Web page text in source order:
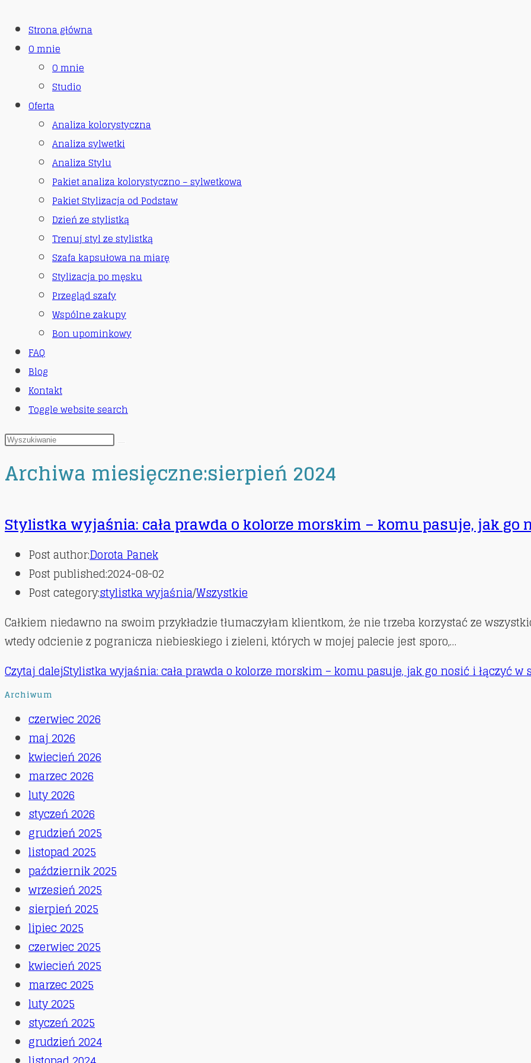
Strona główna
O mnie
O mnie
Studio
Oferta
Analiza kolorystyczna
Analiza sylwetki
Analiza Stylu
Pakiet analiza kolorystyczno – sylwetkowa
Pakiet Stylizacja od Podstaw
Dzień ze stylistką
Trenuj styl ze stylistką
Szafa kapsułowa na miarę
Stylizacja po męsku
Przegląd szafy
Wspólne zakupy
Bon upominkowy
FAQ
Blog
Kontakt
Toggle website search
Archiwa miesięczne:sierpień 2024
Stylistka wyjaśnia: cała prawda o kolorze morskim – komu pasuje, jak go
Post author:Dorota Panek
Post published:2024-08-02
Post category:stylistka wyjaśnia/Wszystkie
Całkiem niedawno na swoim przykładzie tłumaczyłam klientkom, że nie trzeba korzystać ze
wtedy odcienie z pogranicza niebieskiego i zieleni, których w mojej palecie jest sporo,…
Czytaj dalejStylistka wyjaśnia: cała prawda o kolorze morskim – komu pasuje, jak go nosić i łączyć w
Archiwum
czerwiec 2026
maj 2026
kwiecień 2026
marzec 2026
luty 2026
styczeń 2026
grudzień 2025
listopad 2025
październik 2025
wrzesień 2025
sierpień 2025
lipiec 2025
czerwiec 2025
kwiecień 2025
marzec 2025
luty 2025
styczeń 2025
grudzień 2024